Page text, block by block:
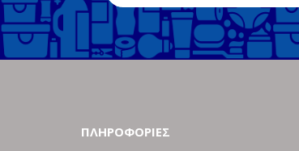
ΠΛΗΡΟΦΟΡΙΕΣ